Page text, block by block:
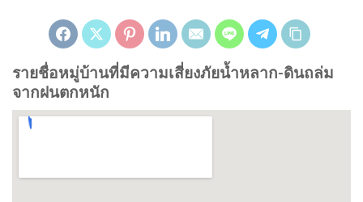
รายชื่อหมู่บ้านที่มีความเสี่ยงภัยน้ำหลาก-ดินถล่ม
จากฝนตกหนัก